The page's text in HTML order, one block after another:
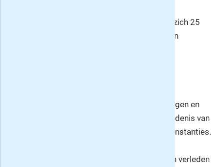
: rubriek met wat er zich 25
respectievelijk 50 jaar geleden afspeelde in
: interessante tentoonstellingen en
activiteitein met betrekking tot de geschiedenis van
Amsterdam in musea, theaters en andere instanties.
Ons Amsterdam: een uniek blad over heden en verleden